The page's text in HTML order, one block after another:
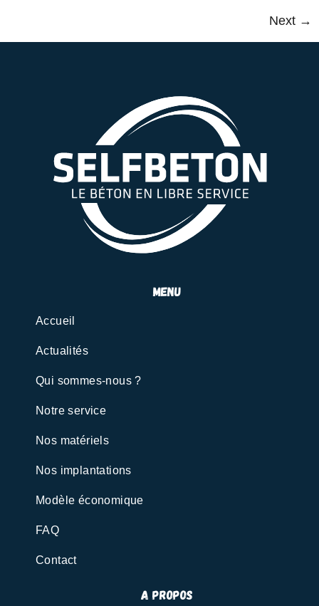
Next →
menu
Accueil
Actualités
Qui sommes-nous ?
Notre service
Nos matériels
Nos implantations
Modèle économique
FAQ
Contact
A propos